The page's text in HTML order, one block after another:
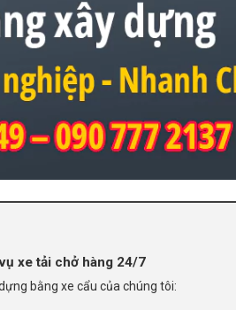
xe tải chở hàng 24/7
bằng xe cẩu của chúng tôi: